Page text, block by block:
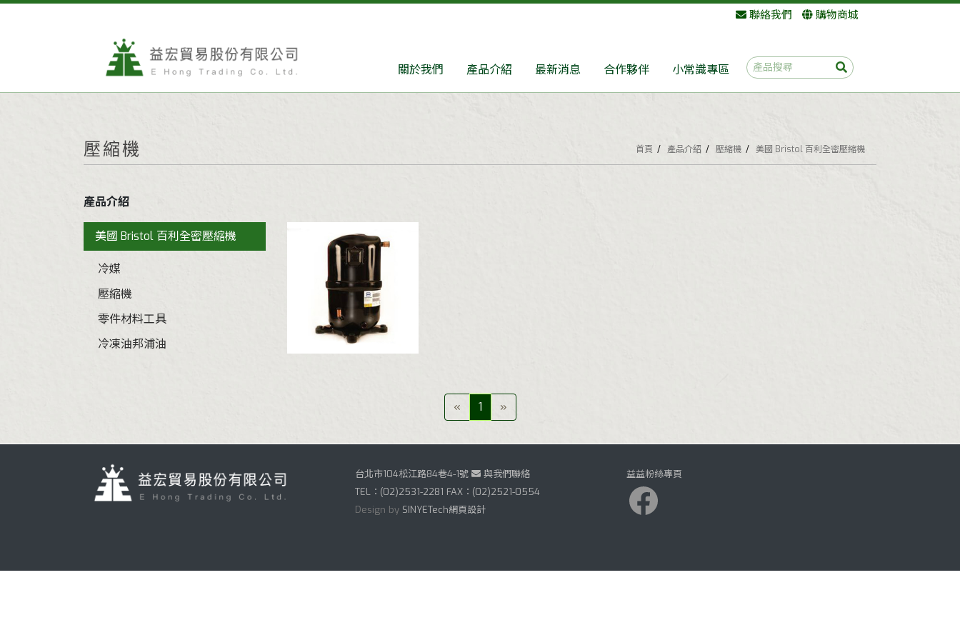
聯絡我們 購物商城
關於我們 產品介紹 最新消息 合作夥伴 小常識專區
壓縮機 首頁 產品介紹 壓縮機 美國 Bristol 百利全密壓縮機
產品介紹
美國 Bristol 百利全密壓縮機
冷媒
壓縮機
零件材料工具
冷凍油邦浦油
« 1 »
台北市104松江路84巷4-1號
與我們聯絡
TEL：(02)2531-2281 FAX：(02)2521-0554
Design by SINYETech網頁設計
益益粉絲專頁